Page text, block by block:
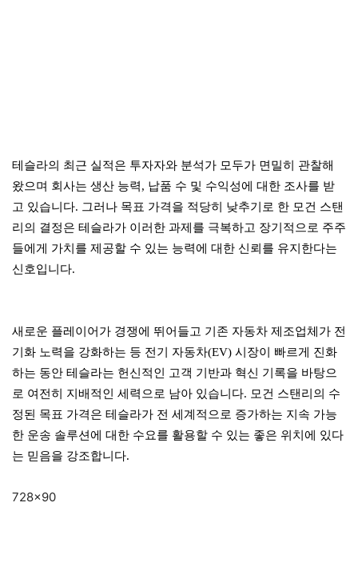
테슬라의 최근 실적은 투자자와 분석가 모두가 면밀히 관찰해
왔으며 회사는 생산 능력, 납품 수 및 수익성에 대한 조사를 받
고 있습니다. 그러나 목표 가격을 적당히 낮추기로 한 모건 스탠
리의 결정은 테슬라가 이러한 과제를 극복하고 장기적으로 주주
들에게 가치를 제공할 수 있는 능력에 대한 신뢰를 유지한다는
신호입니다.
새로운 플레이어가 경쟁에 뛰어들고 기존 자동차 제조업체가 전
기화 노력을 강화하는 등 전기 자동차(EV) 시장이 빠르게 진화
하는 동안 테슬라는 헌신적인 고객 기반과 혁신 기록을 바탕으
로 여전히 지배적인 세력으로 남아 있습니다. 모건 스탠리의 수
정된 목표 가격은 테슬라가 전 세계적으로 증가하는 지속 가능
한 운송 솔루션에 대한 수요를 활용할 수 있는 좋은 위치에 있다
는 믿음을 강조합니다.
728×90